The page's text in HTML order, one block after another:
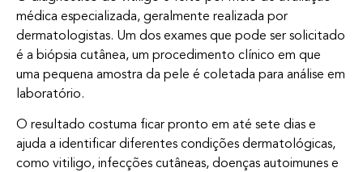
médica especializada, geralmente realizada por
dermatologistas. Um dos exames que pode ser solicitado
é a biópsia cutânea, um procedimento clínico em que
uma pequena amostra da pele é coletada para análise em
laboratório.
O resultado costuma ficar pronto em até sete dias e
ajuda a identificar diferentes condições dermatológicas,
como vitiligo, infecções cutâneas, doenças autoimunes e